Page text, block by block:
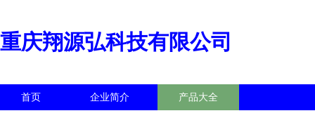
重庆翔源弘科技有限公司
首页 企业简介 产品大全